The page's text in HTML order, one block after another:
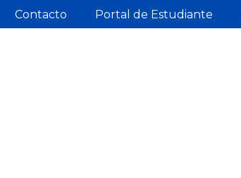
Contacto Portal de Estudiante